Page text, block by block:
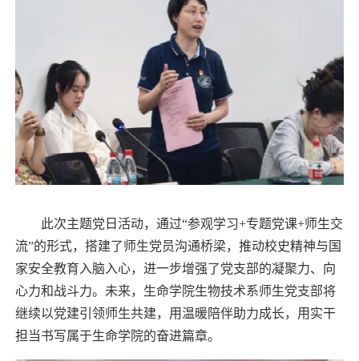
此次主题党日活动，通过“参观学习+专题党课+师生交
流”的形式，搭建了师生党员沟通桥梁，推动校史精神与国
家安全教育入脑入心，进一步增强了党支部的凝聚力、向
心力和战斗力。未来，生命学院生物技术系师生党支部将
继续以党建引领师生共建，用温暖陪伴助力成长，用实干
担当书写属于生命学院的奋进篇章。